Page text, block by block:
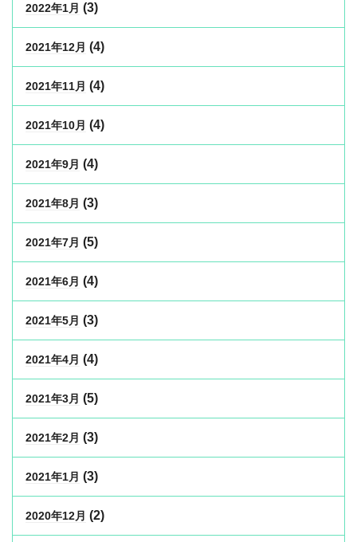
2022年1月 (3)
2021年12月 (4)
2021年11月 (4)
2021年10月 (4)
2021年9月 (4)
2021年8月 (3)
2021年7月 (5)
2021年6月 (4)
2021年5月 (3)
2021年4月 (4)
2021年3月 (5)
2021年2月 (3)
2021年1月 (3)
2020年12月 (2)